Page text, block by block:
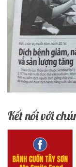
Kết nối với